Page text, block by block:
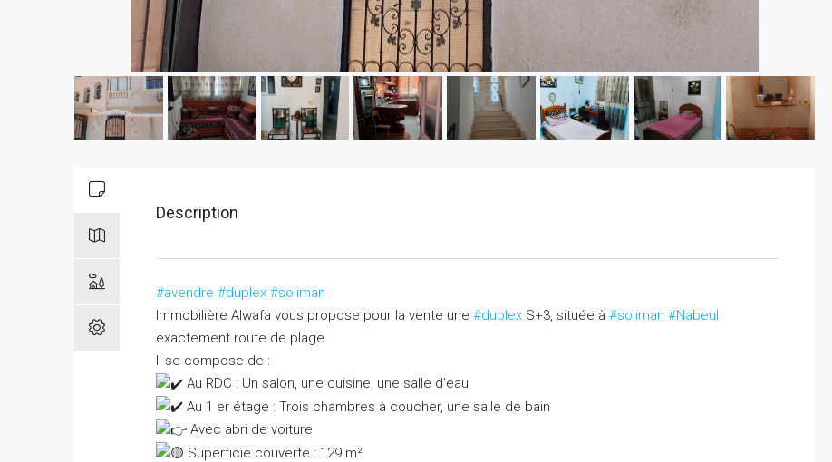
Description
#avendre #duplex #soliman
Immobilière Alwafa vous propose pour la vente une #duplex S+3, située à #soliman #Nabeul
exactement route de plage.
Il se compose de :
Au RDC : Un salon, une cuisine, une salle d'eau
Au 1 er étage : Trois chambres à coucher, une salle de bain
Avec abri de voiture
Superficie couverte : 129 m²